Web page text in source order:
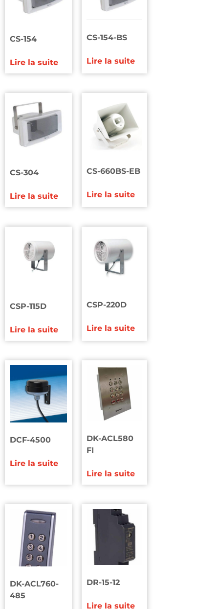
CS-154
Lire la suite
CS-154-BS
Lire la suite
CS-304
Lire la suite
CS-660BS-EB
Lire la suite
CSP-115D
Lire la suite
CSP-220D
Lire la suite
DCF-4500
Lire la suite
DK-ACL580
FI
Lire la suite
DK-ACL760-
485
DR-15-12
Lire la suite